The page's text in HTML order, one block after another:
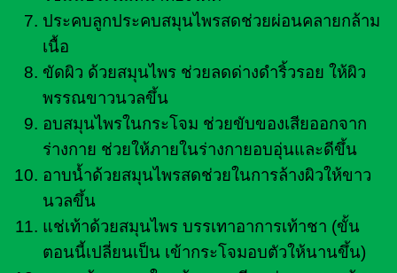
ประคบลูกประคบสมุนไพรสดช่วยผ่อนคลายกล้าม
เนื้อ
ขัดผิว ด้วยสมุนไพร ช่วยลดด่างดำริ้วรอย ให้ผิว
พรรณขาวนวลขึ้น
อบสมุนไพรในกระโจม ช่วยขับของเสียออกจาก
ร่างกาย ช่วยให้ภายในร่างกายอบอุ่นและดีขึ้น
อาบน้ำด้วยสมุนไพรสดช่วยในการล้างผิวให้ขาว
นวลขึ้น
แช่เท้าด้วยสมุนไพร บรรเทาอาการเท้าชา (ขั้น
ตอนนี้เปลี่ยนเป็น เข้ากระโจมอบตัวให้นานขึ้น)